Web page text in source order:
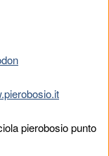
pierobosio punto